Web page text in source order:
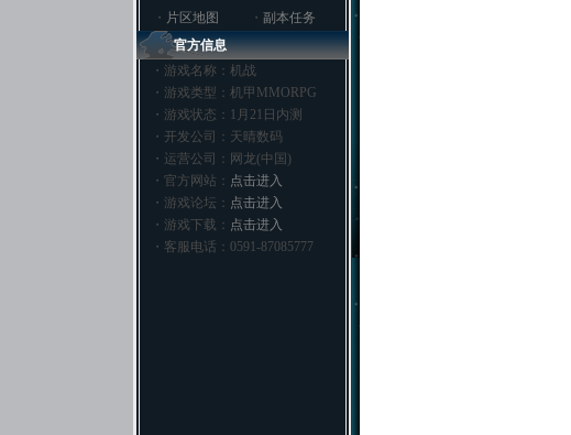
・ 片区地图 ・ 副本任务
官方信息
・游戏名称：机战
・游戏类型：机甲MMORPG
・游戏状态：1月21日内测
・开发公司：天晴数码
・运营公司：网龙(中国)
・官方网站： 点击进入
・游戏论坛： 点击进入
・游戏下载： 点击进入
・客服电话：0591-87085777